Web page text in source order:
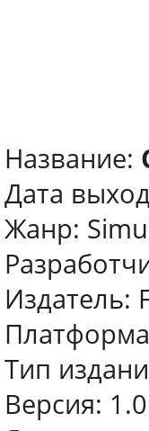
Название:
Дата
Жанр:
Издатель:
Тип
Версия: